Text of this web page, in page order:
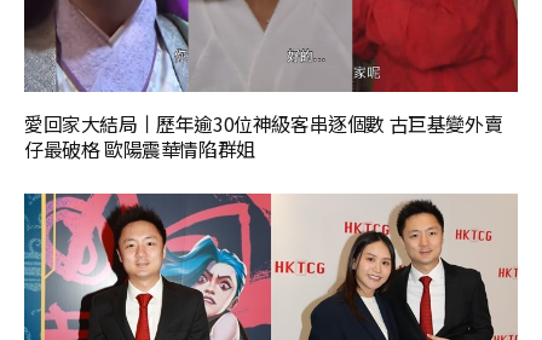
愛回家大結局丨歷年逾30位神級客串逐個數 古巨基變外賣
仔最破格 歐陽震華情陷群姐